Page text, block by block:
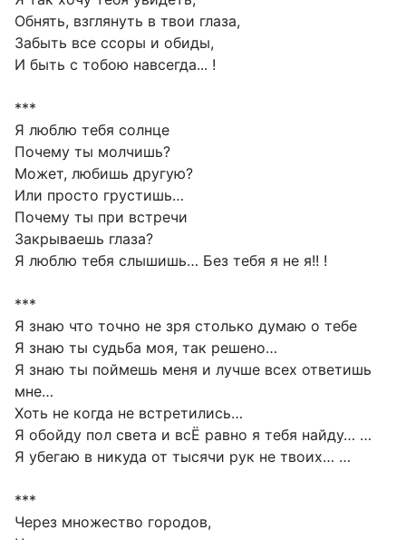
Обнять, взглянуть в твои глаза,
Забыть все ссоры и обиды,
И быть с тобою навсегда... !
***
Я люблю тебя солнце
Почему ты молчишь?
Может, любишь другую?
Или просто грустишь…
Почему ты при встречи
Закрываешь глаза?
Я люблю тебя слышишь… Без тебя я не я!! !
***
Я знаю что точно не зря столько думаю о тебе
Я знаю ты судьба моя, так решено…
Я знаю ты поймешь меня и лучше всех ответишь
мне…
Хоть не когда не встретились…
Я обойду пол света и всЁ равно я тебя найду… …
Я убегаю в никуда от тысячи рук не твоих… …
***
Через множество городов,